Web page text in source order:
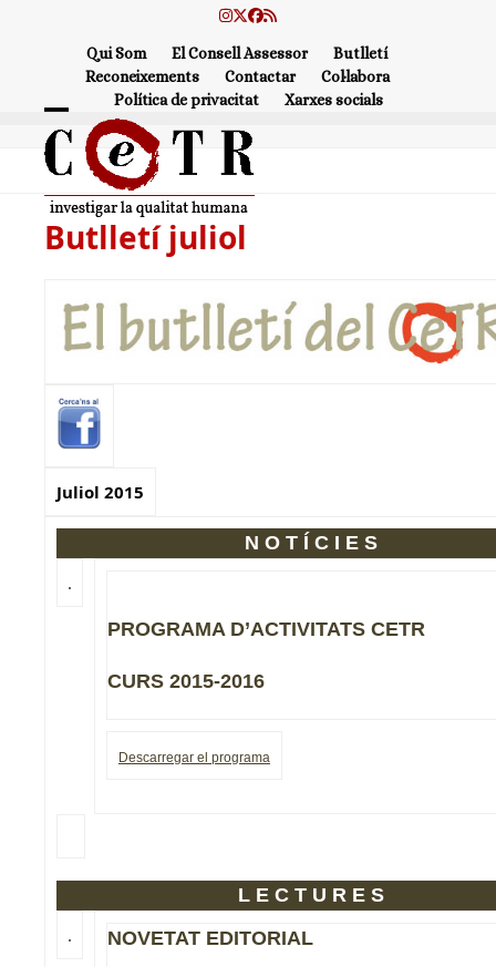
Instagram
Twitter
Facebook
RSS
Qui Som El Consell Assessor
Butlletí
Reconeixements
Contactar
Col·labora
Política de privacitat
Xarxes socials
Open
mobile
menu
Close
mobile
menu
Butlletí juliol
Juliol 2015
NOTÍCIES
PROGRAMA D’ACTIVITATS CETR
CURS 2015-2016
Descarregar el programa
LECTURES
NOVETAT EDITORIAL